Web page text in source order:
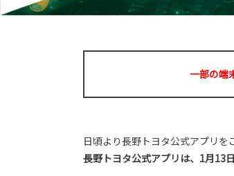
一部の端
日頃より長野トヨタ公式アプリを
長野トヨタ公式アプリは、1月13